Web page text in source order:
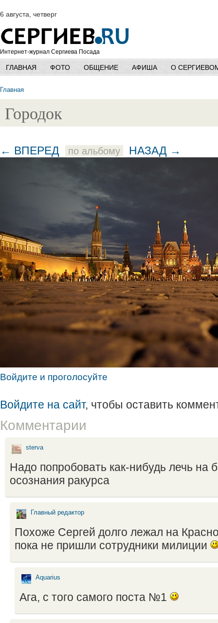
6 августа, четверг
Интернет-журнал Сергиева Посада
ГЛАВНАЯ ФОТО ОБЩЕНИЕ АФИША О
Главная
Городок
← ВПЕРЕД по альбому НАЗАД →
Войдите и проголосуйте
Войдите на сайт, чтобы оставить
Комментарии
sterva
Надо попробовать как-нибудь лечь на
осознания ракурса
Главный редактор
Похоже Сергей долго лежал на
пока не пришли сотрудники милиции
Aquarius
Ага, с того самого поста №1